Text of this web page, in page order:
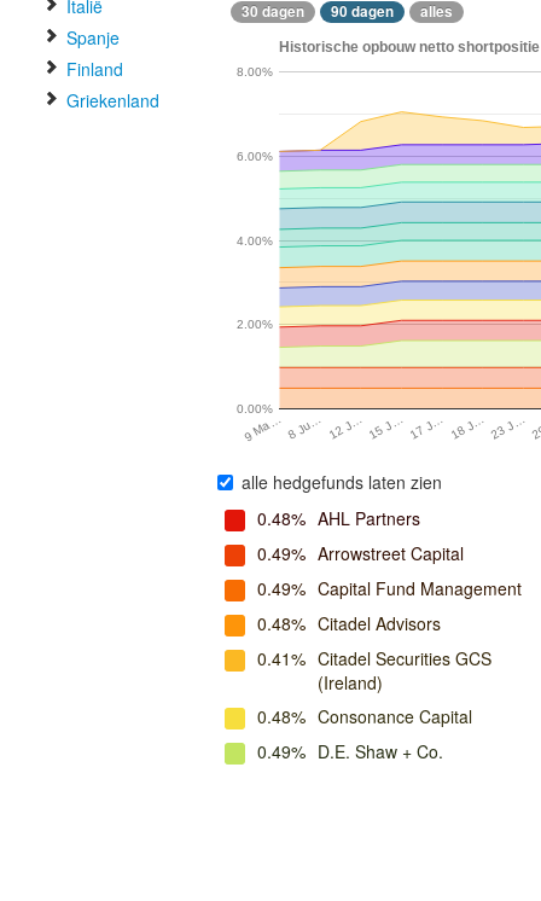
Italië
Spanje
Finland
Griekenland
30 dagen 90 dagen alles
Historische opbouw netto
9 Ma… 8 Ju… 12 J… 15 J… 17 J… 18 J… 23 J…
0.00%
2.00%
4.00%
6.00%
8.00%
alle hedgefunds laten zien
0.48% AHL Partners
0.49% Arrowstreet Capital
0.49% Capital Fund Management
0.48% Citadel Advisors
0.41% Citadel Securities GCS
(Ireland)
0.48% Consonance Capital
0.49% D.E. Shaw + Co.